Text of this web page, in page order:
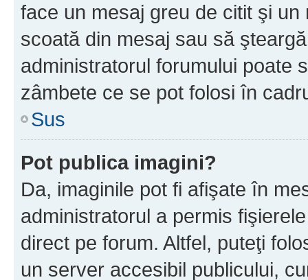
face un mesaj greu de citit şi
scoată din mesaj sau să
administratorul forumului poate
zâmbete ce se pot folosi în
Sus
Pot publica imagini?
Da, imaginile pot fi afişate în
administratorul a permis
direct pe forum. Altfel, puteţi
un server accesibil publicului,